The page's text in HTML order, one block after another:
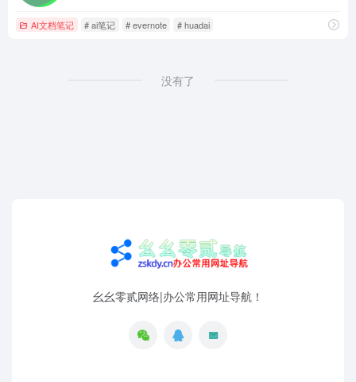
AI文档笔记 # ai笔记 # evernote # huadai
没有了
幺幺零贰网络|办公常用网址导航！